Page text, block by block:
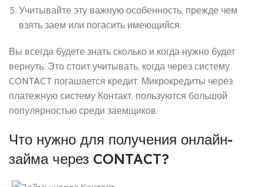
Учитывайте эту важную особенность, прежде чем
взять заем или погасить имеющийся.
Вы всегда будете знать сколько и когда нужно будет
вернуть. Это стоит учитывать, когда через систему
CONTACT погашается кредит. Микрокредиты через
платежную систему Контакт, пользуются большой
популярностью среди заемщиков.
Что нужно для получения онлайн-
займа через CONTACT?